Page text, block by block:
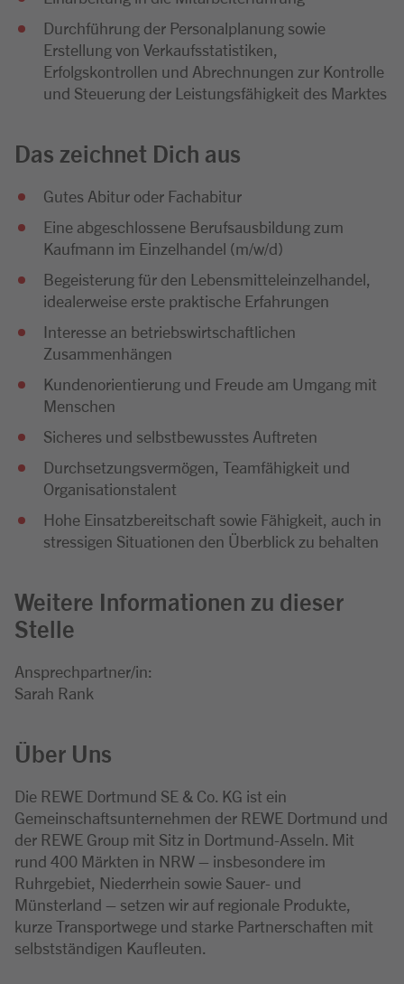
Durchführung der Personalplanung sowie
Erstellung von Verkaufsstatistiken,
Erfolgskontrollen und Abrechnungen zur Kontrolle
und Steuerung der Leistungsfähigkeit des Marktes
Das zeichnet Dich aus
Gutes Abitur oder Fachabitur
Eine abgeschlossene Berufsausbildung zum
Kaufmann im Einzelhandel (m/w/d)
Begeisterung für den Lebensmitteleinzelhandel,
idealerweise erste praktische Erfahrungen
Interesse an betriebswirtschaftlichen
Zusammenhängen
Kundenorientierung und Freude am Umgang mit
Menschen
Sicheres und selbstbewusstes Auftreten
Durchsetzungsvermögen, Teamfähigkeit und
Organisationstalent
Hohe Einsatzbereitschaft sowie Fähigkeit, auch in
stressigen Situationen den Überblick zu behalten
Weitere Informationen zu dieser
Stelle
Ansprechpartner/in:
Sarah Rank
Über Uns
Die REWE Dortmund SE & Co. KG ist ein
Gemeinschaftsunternehmen der REWE Dortmund und
der REWE Group mit Sitz in Dortmund-Asseln. Mit
rund 400 Märkten in NRW – insbesondere im
Ruhrgebiet, Niederrhein sowie Sauer- und
Münsterland – setzen wir auf regionale Produkte,
kurze Transportwege und starke Partnerschaften mit
selbstständigen Kaufleuten.